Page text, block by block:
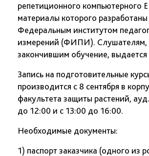
репетиционного компьютерного
материалы которого разработаны
Федеральным институтом
измерений (ФИПИ). Слушателям,
закончившим обучение, выдается
Запись на подготовительные
производится с 8 сентября в
факультета защиты растений,
до 12:00 и с 13:00 до 16:00.
Необходимые документы:
1) паспорт заказчика (одного из